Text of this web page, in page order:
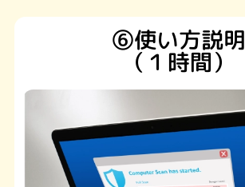
⑥使い方説明
（１時間）